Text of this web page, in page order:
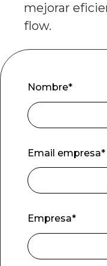
mejorar
flow.
Nombre*
Email empresa*
Empresa*